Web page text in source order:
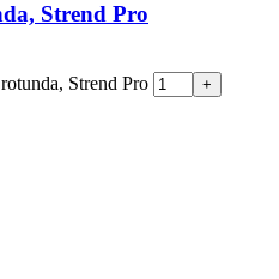
Strend Pro
Strend Pro